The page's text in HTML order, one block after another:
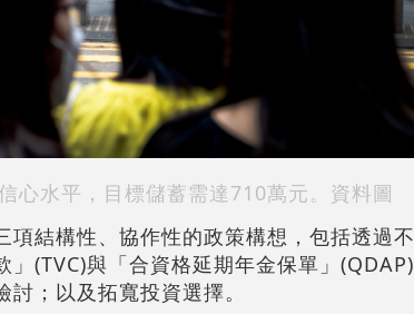
心水平，目標儲蓄需達710萬元。資料圖
結構性、協作性的政策構想，包括透過不
(TVC)與「合資格延期年金保單」(QDAP)
；以及拓寬投資選擇。